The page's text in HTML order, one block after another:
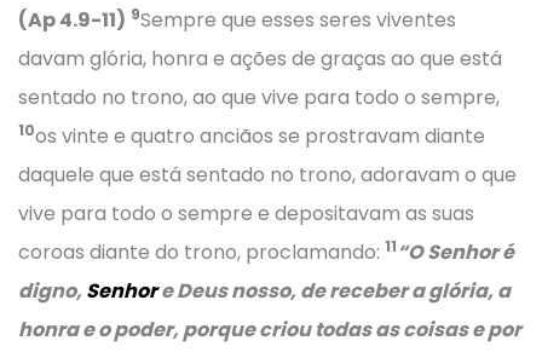
(Ap 4.9-11) 9Sempre que esses seres viventes
davam glória, honra e ações de graças ao que está
sentado no trono, ao que vive para todo o sempre,
10os vinte e quatro anciãos se prostravam diante
daquele que está sentado no trono, adoravam o que
vive para todo o sempre e depositavam as suas
coroas diante do trono, proclamando: 11“O Senhor é
digno,Senhore Deus nosso, de receber a glória, a
honra e o poder, porque criou todas as coisas e por